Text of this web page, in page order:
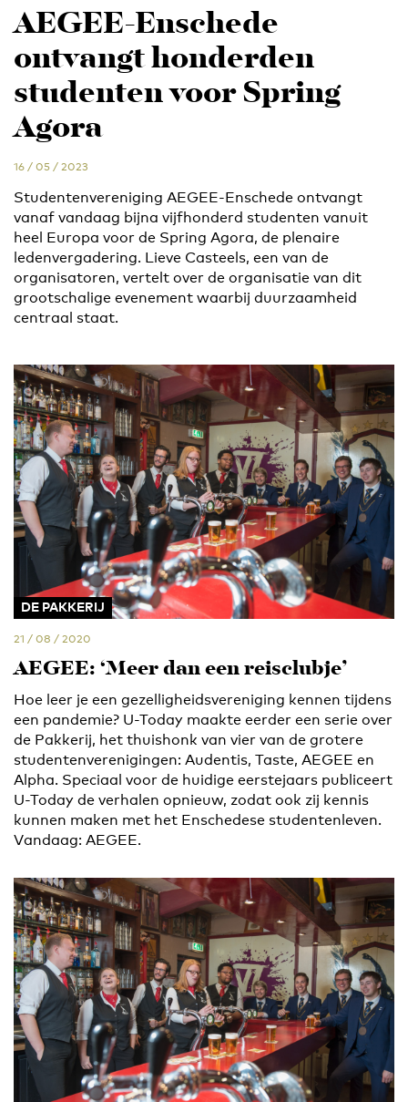
AEGEE-Enschede
ontvangt honderden
studenten voor Spring
Agora
16 / 05 / 2023
Studentenvereniging AEGEE-Enschede ontvangt
vanaf vandaag bijna vijfhonderd studenten vanuit
heel Europa voor de Spring Agora, de plenaire
ledenvergadering. Lieve Casteels, een van de
organisatoren, vertelt over de organisatie van dit
grootschalige evenement waarbij duurzaamheid
centraal staat.
DE PAKKERIJ
21 / 08 / 2020
AEGEE: ‘Meer dan een reisclubje’
Hoe leer je een gezelligheidsvereniging kennen tijdens
een pandemie? U-Today maakte eerder een serie over
de Pakkerij, het thuishonk van vier van de grotere
studentenverenigingen: Audentis, Taste, AEGEE en
Alpha. Speciaal voor de huidige eerstejaars publiceert
U-Today de verhalen opnieuw, zodat ook zij kennis
kunnen maken met het Enschedese studentenleven.
Vandaag: AEGEE.